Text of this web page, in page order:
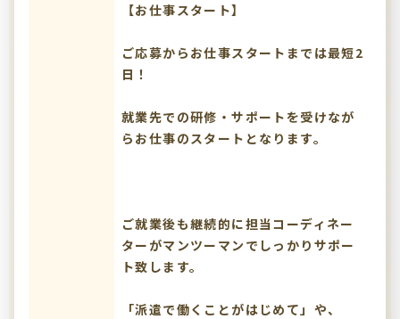
【お仕事スタート】
ご応募からお仕事スタートまでは最短2
日！
就業先での研修・サポートを受けなが
らお仕事のスタートとなります。
ご就業後も継続的に担当コーディネー
ターがマンツーマンでしっかりサポー
ト致します。
「派遣で働くことがはじめて」や、